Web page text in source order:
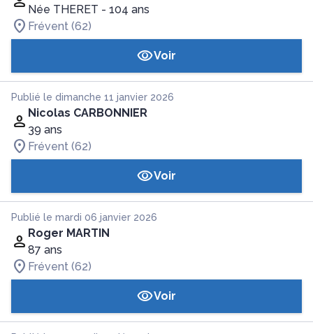
Née THERET - 104 ans
Frévent (62)
Voir
Publié le dimanche 11 janvier 2026
Nicolas CARBONNIER
39 ans
Frévent (62)
Voir
Publié le mardi 06 janvier 2026
Roger MARTIN
87 ans
Frévent (62)
Voir